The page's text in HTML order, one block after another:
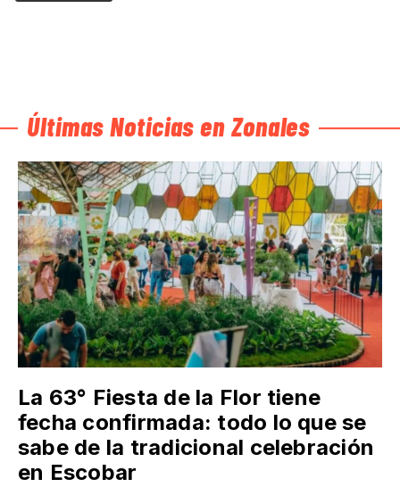
Últimas Noticias en Zonales
La 63° Fiesta de la Flor tiene
fecha confirmada: todo lo que se
sabe de la tradicional celebración
en Escobar